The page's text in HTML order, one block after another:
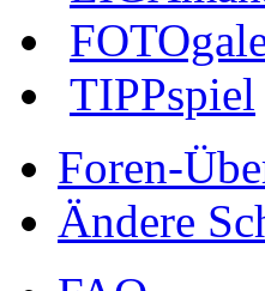
TIPPspiel
Foren-
Ändere